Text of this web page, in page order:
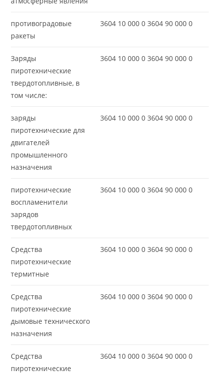
противоградовые
ракеты
3604 10 000 0 3604 90 000 0
Заряды
пиротехнические
твердотопливные, в
том числе:
3604 10 000 0 3604 90 000 0
заряды
пиротехнические для
двигателей
промышленного
назначения
3604 10 000 0 3604 90 000 0
пиротехнические
воспламенители
зарядов
твердотопливных
3604 10 000 0 3604 90 000 0
Средства
пиротехнические
термитные
3604 10 000 0 3604 90 000 0
Средства
пиротехнические
дымовые технического
назначения
3604 10 000 0 3604 90 000 0
Средства
пиротехнические
3604 10 000 0 3604 90 000 0